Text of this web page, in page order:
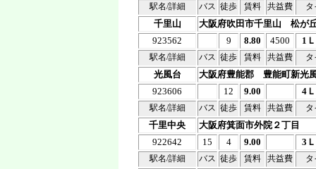
駅名/詳細 バス 徒歩 賃料 共益費 タ
千里山
大阪府吹田市千里山 松が
923562
9 8.80 4500 1
駅名/詳細 バス 徒歩 賃料 共益費 タ
光風台
大阪府豊能郡 豊能町新光
923606
12 9.00 4
駅名/詳細 バス 徒歩 賃料 共益費 タ
千里中央
大阪府箕面市外院２丁目
922642
15 4 9.00 3
駅名/詳細 バス 徒歩 賃料 共益費 タ